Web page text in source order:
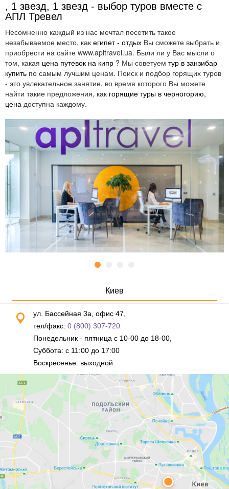
, 1 звезд, 1 звезд - выбор туров вместе с
АПЛ Тревел
Несомненно каждый из нас мечтал посетить такое
незабываемое место, как египет - отдых Вы сможете выбрать и
приобрести на сайте www.apltravel.ua. Были ли у Вас мысли о
том, какая цена путевок на кипр ? Мы советуем тур в занзибар
купить по самым лучшим ценам. Поиск и подбор горящих туров
- это увлекательное занятие, во время которого Вы можете
найти такие предложения, как горящие туры в черногорию,
цена доступна каждому.
Киев
ул. Бассейная 3а, офис 47,
тел/факс: 0 (800) 307-720
Понедельник - пятница с 10-00 до 18-00,
Суббота: с 11:00 до 17:00
Воскресенье: выходной